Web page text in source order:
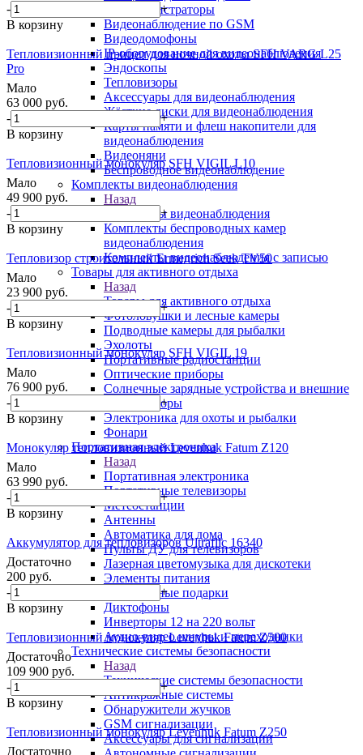
Видеорегистраторы
Видеонаблюдение по GSM
Видеодомофоны
IP-оборудование для видеонаблюдения
Эндоскопы
Тепловизоры
Аксессуары для видеонаблюдения
Жёсткие диски для видеонаблюдения
Карты памяти и флеш накопители для
видеонаблюдения
Видеоняни
Беспроводное видеонаблюдение
Комплекты видеонаблюдения
Назад
Комплекты видеонаблюдения
Комплекты беспроводных камер
видеонаблюдения
Комплекты видеонаблюдения с записью
Товары для активного отдыха
Назад
Товары для активного отдыха
Фотоловушки и лесные камеры
Подводные камеры для рыбалки
Эхолоты
Портативные радиостанции
Оптические приборы
Солнечные зарядные устройства и внешние
аккумуляторы
Электроника для охоты и рыбалки
Фонари
Портативная электроника
Назад
Портативная электроника
Портативные телевизоры
Метеостанции
Антенны
Автоматика для дома
Пульты ДУ для телевизоров
Лазерная цветомузыка для дискотеки
Элементы питания
Электронные подарки
Диктофоны
Инверторы 12 на 220 вольт
Аудио-видео шнуры и переходники
Технические системы безопасности
Назад
Технические системы безопасности
Антикражные системы
Обнаружители жучков
GSM сигнализации
Аксессуары для сигнализации
-
+
В корзину
Тепловизионный прицел для ночной охоты SFH VARG L25
Pro
Мало
63 000 руб.
-
+
В корзину
Тепловизионный монокуляр SFH VIGIL L10
Мало
49 900 руб.
-
+
В корзину
Тепловизор строительный Ermenrich Seek TV50
Мало
23 900 руб.
-
+
В корзину
Тепловизионный монокуляр SFH VIGIL 19
Мало
76 900 руб.
-
+
В корзину
Монокуляр тепловизионный Levenhuk Fatum Z120
Мало
63 990 руб.
-
+
В корзину
Аккумулятор для тепловизоров Ultraflic 16340
Достаточно
200 руб.
-
+
В корзину
Тепловизионный монокуляр Levenhuk Fatum Z500
Достаточно
109 900 руб.
-
+
В корзину
Тепловизионный монокуляр Levenhuk Fatum Z250
Достаточно